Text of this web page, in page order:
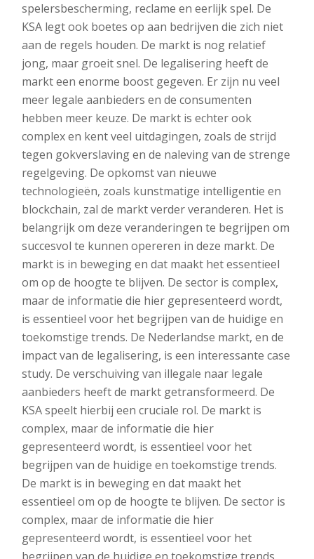
spelersbescherming, reclame en eerlijk spel. De
KSA legt ook boetes op aan bedrijven die zich niet
aan de regels houden. De markt is nog relatief
jong, maar groeit snel. De legalisering heeft de
markt een enorme boost gegeven. Er zijn nu veel
meer legale aanbieders en de consumenten
hebben meer keuze. De markt is echter ook
complex en kent veel uitdagingen, zoals de strijd
tegen gokverslaving en de naleving van de strenge
regelgeving. De opkomst van nieuwe
technologieën, zoals kunstmatige intelligentie en
blockchain, zal de markt verder veranderen. Het is
belangrijk om deze veranderingen te begrijpen om
succesvol te kunnen opereren in deze markt. De
markt is in beweging en dat maakt het essentieel
om op de hoogte te blijven. De sector is complex,
maar de informatie die hier gepresenteerd wordt,
is essentieel voor het begrijpen van de huidige en
toekomstige trends. De Nederlandse markt, en de
impact van de legalisering, is een interessante case
study. De verschuiving van illegale naar legale
aanbieders heeft de markt getransformeerd. De
KSA speelt hierbij een cruciale rol. De markt is
complex, maar de informatie die hier
gepresenteerd wordt, is essentieel voor het
begrijpen van de huidige en toekomstige trends.
De markt is in beweging en dat maakt het
essentieel om op de hoogte te blijven. De sector is
complex, maar de informatie die hier
gepresenteerd wordt, is essentieel voor het